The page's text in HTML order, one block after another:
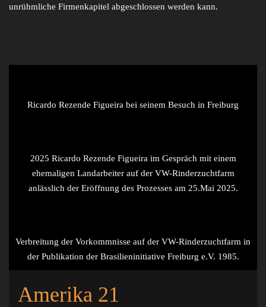
unrühmliche Firmenkapitel abgeschlossen werden kann.
Ricardo Rezende Figueira bei seinem Besuch in Freiburg
2025 Ricardo Rezende Figueira im Gespräch mit einem
ehemaligen Landarbeiter auf der VW-Rinderzuchtfarm
anlässlich der Eröffnung des Prozesses am 25.Mai 2025.
Verbreitung der Vorkommnisse auf der VW-Rinderzuchtfarm in
der Publikation der Brasilieninitiative Freiburg e.V. 1985.
Amerika 21